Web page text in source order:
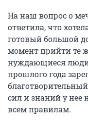
На наш вопрос о
ответила, что
готовый большой
момент прийти те
нуждающиеся
прошлого года
сил и знаний у нее
всем правилам.